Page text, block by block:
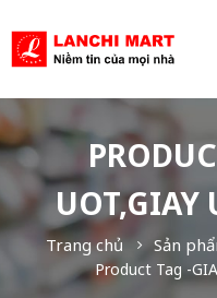
UOT,GIAY
Trang chủ Sản
Product Tag -